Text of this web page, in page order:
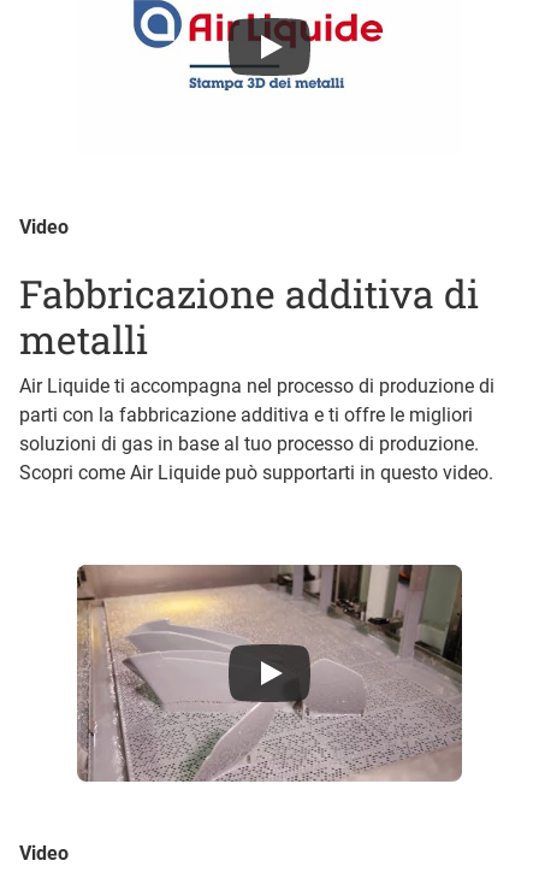
Video
Fabbricazione additiva di
metalli
Air Liquide ti accompagna nel processo di produzione di
parti con la fabbricazione additiva e ti offre le migliori
soluzioni di gas in base al tuo processo di produzione.
Scopri come Air Liquide può supportarti in questo video.
Air Liquide presents Qlixbi - Love how it works
Video